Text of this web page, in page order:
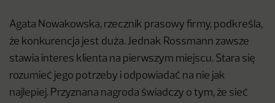
Agata Nowakowska, rzecznik prasowy firmy, podkreśla,
że konkurencja jest duża. Jednak Rossmann zawsze
stawia interes klienta na pierwszym miejscu. Stara się
rozumieć jego potrzeby i odpowiadać na nie jak
najlepiej. Przyznana nagroda świadczy o tym, że sieć